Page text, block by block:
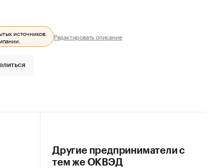
источников.
Редактировать описание
Другие предприниматели с
тем же ОКВЭД